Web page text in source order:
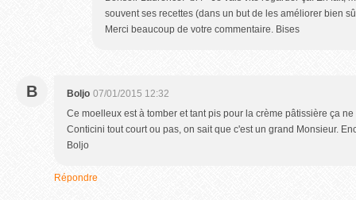
souvent ses recettes (dans un but de les améliorer bien
Merci beaucoup de votre commentaire. Bises
B Boljo 07/01/2015 12:32
Ce moelleux est à tomber et tant pis pour la crème pâtissière ça
Conticini tout court ou pas, on sait que c'est un grand Monsieur.
Boljo
Répondre